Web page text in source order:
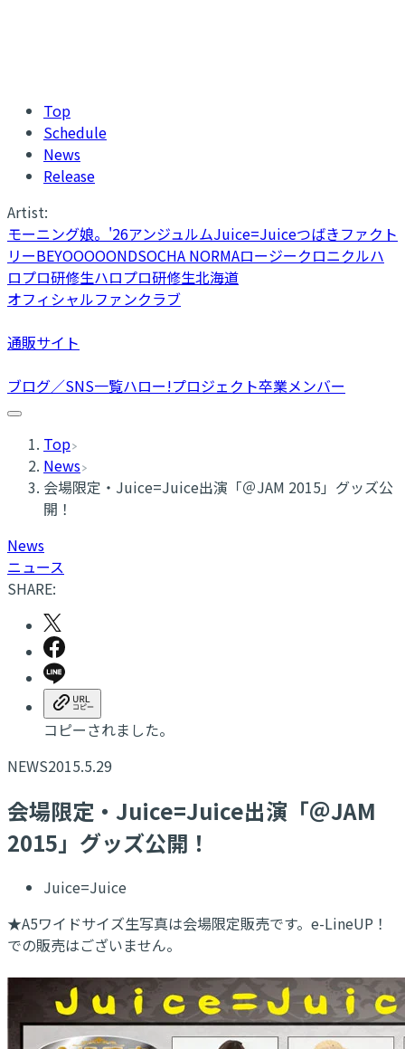
Top
Schedule
News
Release
Artist:
モーニング娘。'26アンジュルムJuice=Juiceつばきファクト
リーBEYOOOOONDSOCHA NORMAロージークロニクルハ
ロプロ研修生ハロプロ研修生北海道
オフィシャルファンクラブ
通販サイト
ブログ／SNS一覧ハロー!プロジェクト卒業メンバー
Top
News
会場限定・Juice=Juice出演「＠JAM 2015」グッズ公
開！
News
ニュース
SHARE:
コピーされました。
NEWS2015.5.29
会場限定・Juice=Juice出演「＠JAM
2015」グッズ公開！
Juice=Juice
★A5ワイドサイズ生写真は会場限定販売です。e-LineUP！
での販売はございません。